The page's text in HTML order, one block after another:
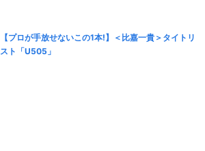
【プロが手放せないこの1本!】＜比嘉一貴＞タイトリ
スト「U505」